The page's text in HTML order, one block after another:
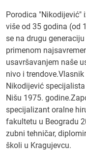
Porodica "Nikodijević"
više od 35 godina (od
se na drugu
primenom
usavršavanjem naše
nivo i
Nikodijević
Nišu 1975.
specijalizant oralne
fakultetu u Beogradu
zubni tehničar,
školi u Kragujevcu.